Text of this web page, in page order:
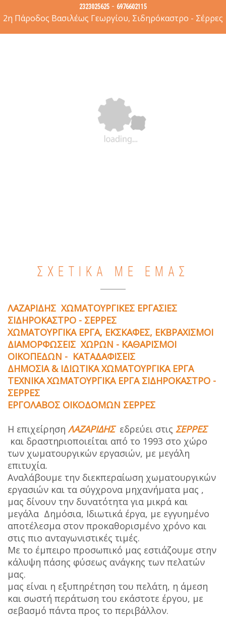
2323025625 - 6976602115
2η Πάροδος Βασιλέως Γεωργίου, Σιδηρόκαστρο - Σέρρες
ΣΧΕΤΙΚΑ ΜΕ ΕΜΑΣ
ΛΑΖΑΡΙΔΗΣ ΧΩΜΑΤΟΥΡΓΙΚΕΣ ΕΡΓΑΣΙΕΣ
ΣΙΔΗΡΟΚΑΣΤΡΟ - ΣΕΡΡΕΣ
ΧΩΜΑΤΟΥΡΓΙΚΑ ΕΡΓΑ, ΕΚΣΚΑΦΕΣ, ΕΚΒΡΑΧΙΣΜΟΙ
ΔΙΑΜΟΡΦΩΣΕΙΣ ΧΩΡΩΝ - ΚΑΘΑΡΙΣΜΟΙ
ΟΙΚΟΠΕΔΩΝ - ΚΑΤΑΔΑΦΙΣΕΙΣ
ΔΗΜΟΣΙΑ & ΙΔΙΩΤΙΚΑ ΧΩΜΑΤΟΥΡΓΙΚΑ ΕΡΓΑ
ΤΕΧΝΙΚΑ ΧΩΜΑΤΟΥΡΓΙΚΑ ΕΡΓΑ ΣΙΔΗΡΟΚΑΣΤΡΟ -
ΣΕΡΡΕΣ
ΕΡΓΟΛΑΒΟΣ ΟΙΚΟΔΟΜΩΝ ΣΕΡΡΕΣ
Η επιχείρηση ΛΑΖΑΡΙΔΗΣ εδρεύει στις ΣΕΡΡΕΣ
και δραστηριοποιείται από το 1993 στο χώρο
των χωματουργικών εργασιών, με μεγάλη
επιτυχία.
Αναλάβουμε την διεκπεραίωση χωματουργικών
εργασιών και τα σύγχρονα μηχανήματα μας ,
μας δίνουν την δυνατότητα για μικρά και
μεγάλα Δημόσια, Ιδιωτικά έργα, με εγγυημένο
αποτέλεσμα στον προκαθορισμένο χρόνο και
στις πιο ανταγωνιστικές τιμές.
Με το έμπειρο προσωπικό μας εστιάζουμε στην
κάλυψη πάσης φύσεως ανάγκης των πελατών
μας.
μας είναι η εξυπηρέτηση του πελάτη, η άμεση
και σωστή περάτωση του εκάστοτε έργου, με
σεβασμό πάντα προς το περιβάλλον.